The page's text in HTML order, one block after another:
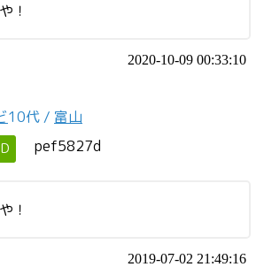
！
2020-10-09 00:33:10
10代 / 富山
pef5827d
！
2019-07-02 21:49:16